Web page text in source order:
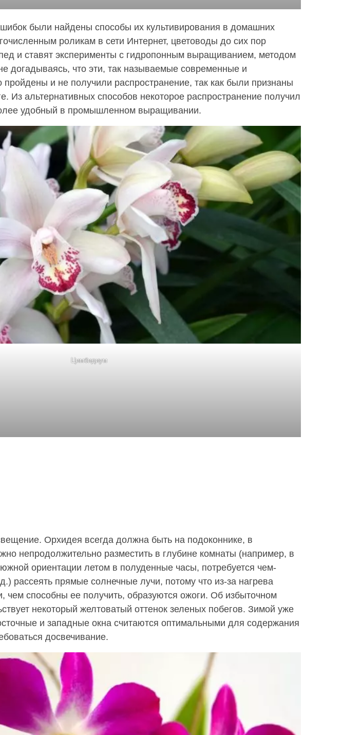
были найдены способы их культивирования в домашних
роликам в сети Интернет, цветоводы до сих пор
и ставят эксперименты с гидропонным выращиванием, методом
догадываясь, что эти, так называемые современные и
и не получили распространение, так как были признаны
Из альтернативных способов некоторое распространение получил
удобный в промышленном выращивании.
Цимбидиум
Орхидея всегда должна быть на подоконнике, в
непродолжительно разместить в глубине комнаты (например, в
ориентации летом в полуденные часы, потребуется чем-
рассеять прямые солнечные лучи, потому что из-за нагрева
чем способны ее получить, образуются ожоги. Об избыточном
некоторый желтоватый оттенок зеленых побегов. Зимой уже
и западные окна считаются оптимальными для содержания
досвечивание.